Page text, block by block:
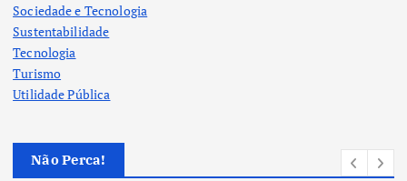
Sociedade e Tecnologia
Sustentabilidade
Tecnologia
Turismo
Utilidade Pública
Não Perca!